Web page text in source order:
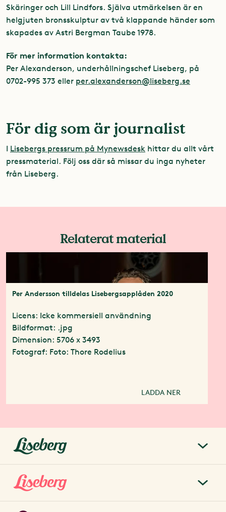
Skäringer och Lill Lindfors. Själva utmärkelsen är en
helgjuten bronsskulptur av två klappande händer som
skapades av Astri Bergman Taube 1978.
För mer information kontakta:
Per Alexanderson, underhållningschef Liseberg, på
0702-995 373 eller per.alexanderson@liseberg.se
För dig som är journalist
I Lisebergs pressrum på Mynewsdesk hittar du allt vårt
pressmaterial. Följ oss där så missar du inga nyheter
från Liseberg.
Relaterat material
Per Andersson tilldelas Lisebergsapplåden 2020
Licens: Icke kommersiell användning
Bildformat: .jpg
Dimension: 5706 x 3493
Fotograf: Foto: Thore Rodelius
LADDA NER
liseberg.se
Om Liseberg
Lisebergsparken